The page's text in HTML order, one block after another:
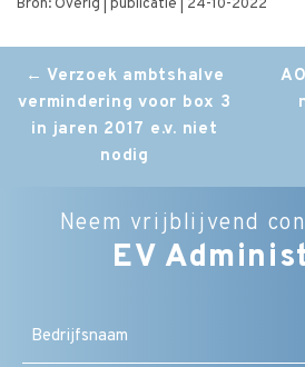
Bron: Overig | publicatie | 24-10-2022
Post
navigation
← Verzoek ambtshalve
vermindering voor box 3
in jaren 2017 e.v. niet
nodig
Neem vrijblijvend
EV